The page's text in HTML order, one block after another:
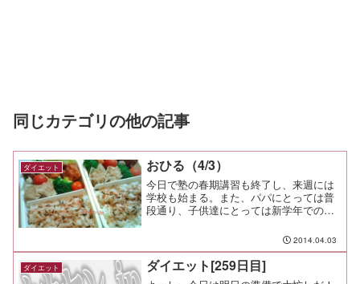
同じカテゴリの他の記事
ダイエット おひる（4/3）
今日で塾の春期講習も終了し、来週には
学校も始まる。また、パパにとっては普
段通り、子供達にとっては新学年での生
げ、シウマイ、野菜類。外の天気は雨だ
けど、ご飯はほんのり桜色の梅カツオふ
りかけ。卵が切れていたので...
2014.04.03
ダイエット ダイエット[259日目]